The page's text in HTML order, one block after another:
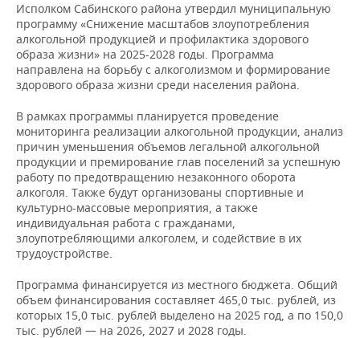
ОТКРЫТАЯ ЛЕКЦИЯ
БАСКЕТБОЛ
ВОЛЕЙБОЛ
КИБЕРСПОРТ
ФИГУРНОЕ КАТАНИЕ
ВОДНЫЕ ВИДЫ СПОРТА
ХОККЕЙ С МЯЧОМ
ИНФРАСТРУКТУРА
ИСТОРИЯ
КУЛЬТУРА
МЕДИЦИНА
ОБРАЗОВАНИЕ
ПРОИСШЕСТВИЯ
СПРАВОЧНИК
СПИСОК ПЕРСОН
СПИСОК КОМПАНИЙ
ПОЛНАЯ ВЕРСИЯ
Исполком Сабинского района утвердил муниципальную
программу «Снижение масштабов злоупотребления
алкогольной продукцией и профилактика здорового
образа жизни» на 2025-2028 годы. Программа
направлена на борьбу с алкоголизмом и формирование
здорового образа жизни среди населения района.
В рамках программы планируется проведение
мониторинга реализации алкогольной продукции, анализ
причин уменьшения объемов легальной алкогольной
продукции и премирование глав поселений за успешную
работу по предотвращению незаконного оборота
алкоголя. Также будут организованы спортивные и
культурно-массовые мероприятия, а также
индивидуальная работа с гражданами,
злоупотребляющими алкоголем, и содействие в их
трудоустройстве.
Программа финансируется из местного бюджета. Общий
объем финансирования составляет 465,0 тыс. рублей, из
которых 15,0 тыс. рублей выделено на 2025 год, а по 150,0
тыс. рублей — на 2026, 2027 и 2028 годы.